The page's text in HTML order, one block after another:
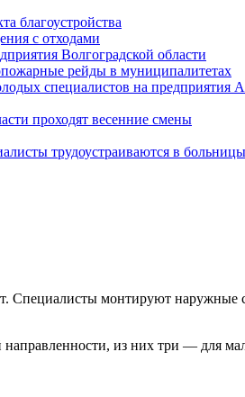
благоустройства
с отходами
Волгоградской области
рейды в муниципалитетах
специалистов на предприятия
проходят весенние смены
трудоустраиваются в
Специалисты монтируют наружные
направленности, из них три — для